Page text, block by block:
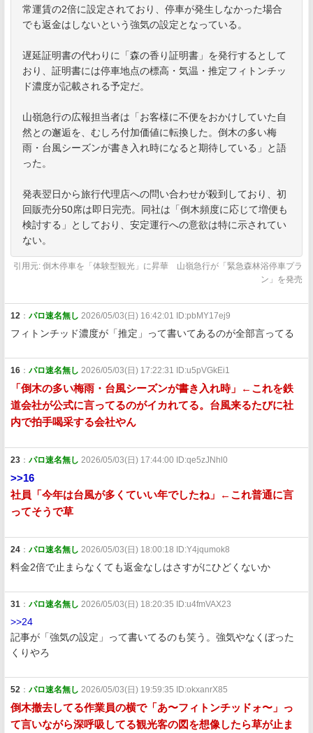
常運賃の2倍に設定されており、停車が発生しなかった場合
でも返金はしないという強気の設定となっている。
遅延証明書の代わりに「森の香り証明書」を発行するとして
おり、証明書には停車地点の標高・気温・推定フィトンチッ
ド濃度が記載される予定だ。
山嶺急行の広報担当者は「お客様に不便をおかけしていた自
然との邂逅を、むしろ付加価値に転換した。倒木の多い梅
雨・台風シーズンが書き入れ時になると期待している」と語
った。
発表翌日から旅行代理店への問い合わせが殺到しており、初
回販売分50席は即日完売。同社は「倒木頻度に応じて増便も
検討する」としており、安定運行への意欲は特に示されてい
ない。
引用元: 倒木停車を「体験型観光」に昇華 山嶺急行が「緊急森林浴停車プラ
ン」を発売
12 ： パロ速名無し 2026/05/03(日) 16:42:01 ID:pbMY17ej9
フィトンチッド濃度が「推定」って書いてあるのが全部言ってる
16 ： パロ速名無し 2026/05/03(日) 17:22:31 ID:u5pVGkEi1
「倒木の多い梅雨・台風シーズンが書き入れ時」←これを鉄
道会社が公式に言ってるのがイカれてる。台風来るたびに社
内で拍手喝采する会社やん
23 ： パロ速名無し 2026/05/03(日) 17:44:00 ID:qe5zJNhl0
>>16
社員「今年は台風が多くていい年でしたね」←これ普通に言
ってそうで草
24 ： パロ速名無し 2026/05/03(日) 18:00:18 ID:Y4jqumok8
料金2倍で止まらなくても返金なしはさすがにひどくないか
31 ： パロ速名無し 2026/05/03(日) 18:20:35 ID:u4fmVAX23
>>24
記事が「強気の設定」って書いてるのも笑う。強気やなくぼった
くりやろ
52 ： パロ速名無し 2026/05/03(日) 19:59:35 ID:okxanrX85
倒木撤去してる作業員の横で「あ〜フィトンチッドォ〜」っ
て言いながら深呼吸してる観光客の図を想像したら草が止ま